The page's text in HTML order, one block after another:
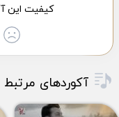
آکوردهای مرتبط